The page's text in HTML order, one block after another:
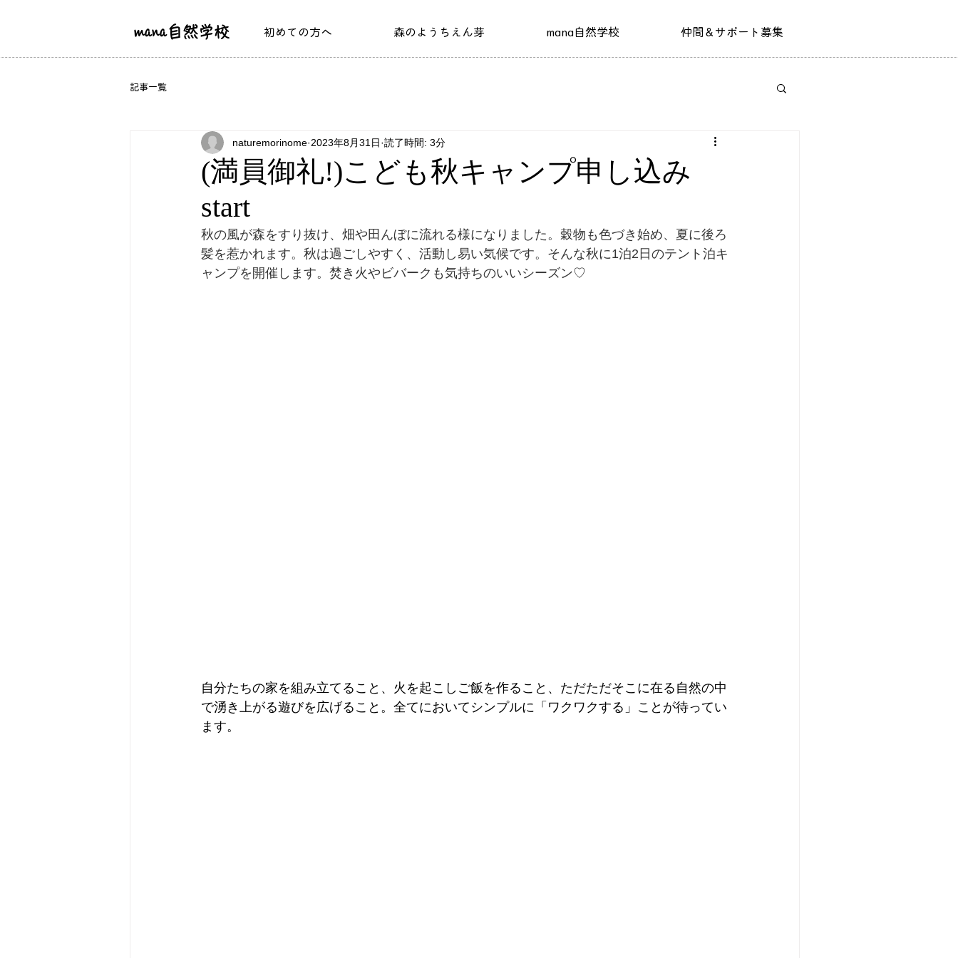
mana自然学校 初めての方へ 森のようちえん芽 mana自然学校 仲間＆サポート募集
記事一覧
(満員御礼!)こども秋キャンプ申し込み
start
naturemorinome 2023年8月31日 読了時間: 3分
秋の風が森をすり抜け、畑や田んぼに流れる様になりました。穀物も色づき始め、夏に後ろ
髪を惹かれます。秋は過ごしやすく、活動し易い気候です。そんな秋に1泊2日のテント泊キ
ャンプを開催します。焚き火やビバークも気持ちのいいシーズン♡
自分たちの家を組み立てること、火を起こしご飯を作ること、ただただそこに在る自然の中
で湧き上がる遊びを広げること。全てにおいてシンプルに「ワクワクする」ことが待ってい
ます。